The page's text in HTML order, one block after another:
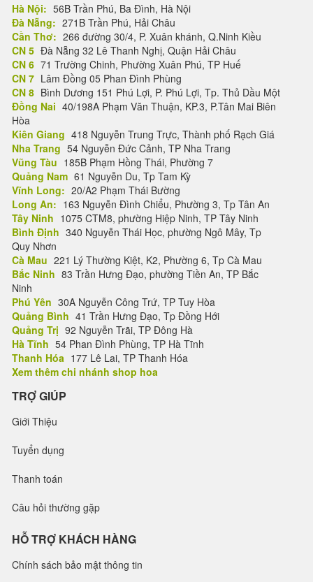
Hà Nội: 56B Trần Phú, Ba Đình, Hà Nội
Đà Nẵng: 271B Trần Phú, Hải Châu
Cần Thơ: 266 đường 30/4, P. Xuân khánh, Q.Ninh Kiều
CN 5 Đà Nẵng 32 Lê Thanh Nghị, Quận Hải Châu
CN 6 71 Trường Chinh, Phường Xuân Phú, TP Huế
CN 7 Lâm Đồng 05 Phan Đình Phùng
CN 8 Bình Dương 151 Phú Lợi, P. Phú Lợi, Tp. Thủ Dầu Một
Đồng Nai 40/198A Phạm Văn Thuận, KP.3, P.Tân Mai Biên
Hòa
Kiên Giang 418 Nguyễn Trung Trực, Thành phố Rạch Giá
Nha Trang 54 Nguyễn Đức Cảnh, TP Nha Trang
Vũng Tàu 185B Phạm Hồng Thái, Phường 7
Quảng Nam 61 Nguyễn Du, Tp Tam Kỳ
Vĩnh Long: 20/A2 Phạm Thái Bường
Long An: 163 Nguyễn Đình Chiểu, Phường 3, Tp Tân An
Tây Ninh 1075 CTM8, phường Hiệp Ninh, TP Tây Ninh
Bình Định 340 Nguyễn Thái Học, phường Ngô Mây, Tp
Quy Nhơn
Cà Mau 221 Lý Thường Kiệt, K2, Phường 6, Tp Cà Mau
Bắc Ninh 83 Trần Hưng Đạo, phường Tiền An, TP Bắc
Ninh
Phú Yên 30A Nguyễn Công Trứ, TP Tuy Hòa
Quảng Bình 41 Trần Hưng Đạo, Tp Đồng Hới
Quảng Trị 92 Nguyễn Trãi, TP Đông Hà
Hà Tĩnh 54 Phan Đình Phùng, TP Hà Tĩnh
Thanh Hóa 177 Lê Lai, TP Thanh Hóa
Xem thêm chi nhánh shop hoa
TRỢ GIÚP
Giới Thiệu
Tuyển dụng
Thanh toán
Câu hỏi thường gặp
HỖ TRỢ KHÁCH HÀNG
Chính sách bảo mật thông tin